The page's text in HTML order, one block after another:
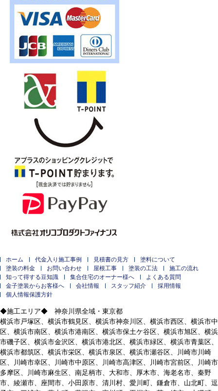
ホーム 代金入り施工事例 見積書の見方
塗料について
塗装の料金
お問い合わせ 屋根工事 塗装の工法
施工の流れ
知って得する豆知識
集合住宅のオーナー様へ
よくある質問
金子塗装からお客様へ
会社情報 スタッフ紹介
採用情報
個人情報保護方針
◆施工エリア◆ 神奈川県全域・東京都
横浜市戸塚区、横浜市鶴見区、横浜市神奈川区、横浜市西区、横浜市中
区、横浜市南区、横浜市港南区、横浜市保土ケ谷区、横浜市旭区、横浜
市磯子区、横浜市金沢区、横浜市港北区、横浜市緑区、横浜市青葉区、
横浜市都筑区、横浜市栄区、横浜市泉区、横浜市瀬谷区、川崎市川崎
区、川崎市幸区、川崎市中原区、川崎市高津区、川崎市宮前区、川崎市
多摩区、川崎市麻生区、南足柄市、大和市、厚木市、海老名市、秦野
市、綾瀬市、座間市、小田原市、清川村、愛川町、鎌倉市、山北町、逗